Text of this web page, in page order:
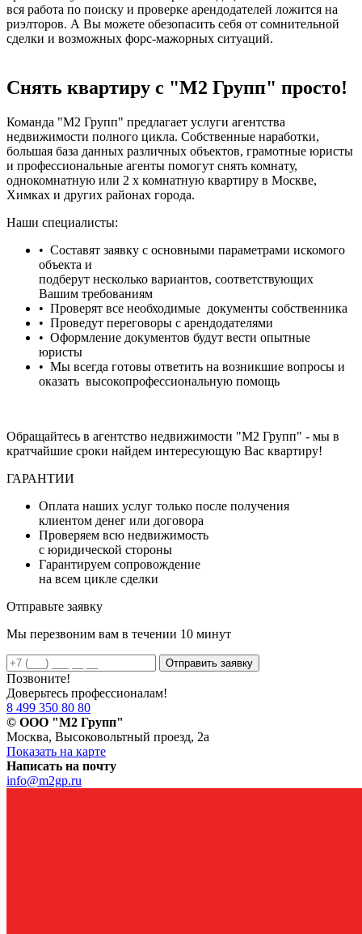
вся работа по поиску и проверке арендодателей ложится на
риэлторов. А Вы можете обезопасить себя от сомнительной
сделки и возможных форс-мажорных ситуаций.
Снять квартиру с "М2 Групп" просто!
Команда "М2 Групп" предлагает услуги агентства
недвижимости полного цикла. Собственные наработки,
большая база данных различных объектов, грамотные юристы
и профессиональные агенты помогут снять комнату,
однокомнатную или 2 х комнатную квартиру в Москве,
Химках и других районах города.
Наши специалисты:
• Составят заявку с основными параметрами искомого
объекта и
подберут несколько вариантов, соответствующих
Вашим требованиям
• Проверят все необходимые документы собственника
• Проведут переговоры с арендодателями
• Оформление документов будут вести опытные
юристы
• Мы всегда готовы ответить на возникшие вопросы и
оказать высокопрофессиональную помощь
Обращайтесь в агентство недвижимости "М2 Групп" - мы в
кратчайшие сроки найдем интересующую Вас квартиру!
ГАРАНТИИ
Оплата наших услуг только после получения
клиентом денег или договора
Проверяем всю недвижимость
с юридической стороны
Гарантируем сопровождение
на всем цикле сделки
Отправьте заявку
Мы перезвоним вам в течении 10 минут
Отправить заявку
Позвоните!
Доверьтесь профессионалам!
8 499 350 80 80
© ООО "М2 Групп"
Москва, Высоковольтный проезд, 2а
Показать на карте
Написать на почту
info@m2gp.ru